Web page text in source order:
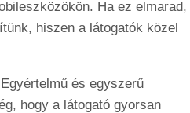
Ha ez elmarad,
hiszen a látogatók közel
és egyszerű
hogy a látogató gyorsan